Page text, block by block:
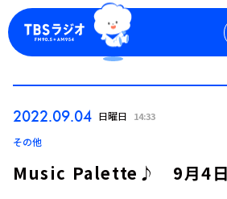
2022.09.04 日曜日 14:33
その他
Music Palette♪ 9月4日